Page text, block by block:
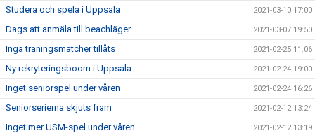
Studera och spela i Uppsala 2021-03-10 17:00
Dags att anmäla till beachläger 2021-03-07 19:50
Inga träningsmatcher tillåts 2021-02-25 11:06
Ny rekryteringsboom i Uppsala 2021-02-24 19:00
Inget seniorspel under våren 2021-02-24 16:26
Seniorserierna skjuts fram 2021-02-12 13:24
Inget mer USM-spel under våren 2021-02-12 13:19